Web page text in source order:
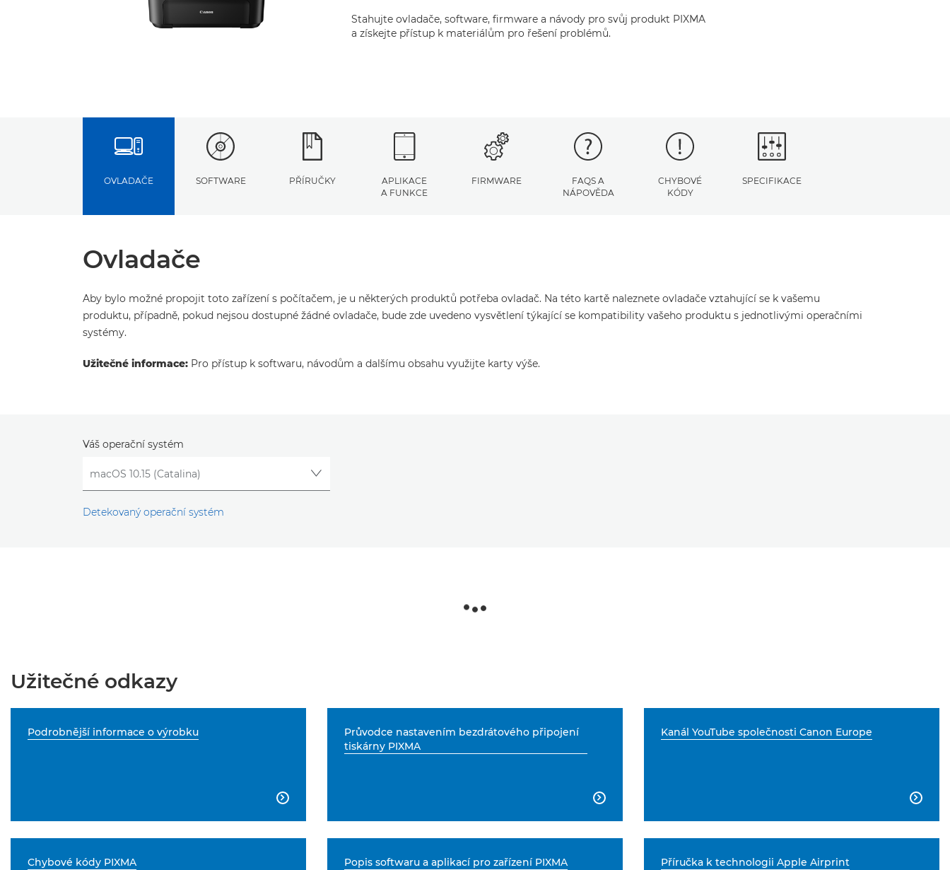
Stahujte ovladače, software, firmware a návody pro svůj produkt PIXMA
a získejte přístup k materiálům pro řešení problémů.
OVLADAČE SOFTWARE PŘÍRUČKY
APLIKACE
A FUNKCE
FIRMWARE
FAQS A
NÁPOVĚDA
CHYBOVÉ
KÓDY
SPECIFIKACE
Ovladače
Aby bylo možné propojit toto zařízení s počítačem, je u některých produktů potřeba ovladač. Na této kartě naleznete ovladače vztahující se k vašemu
produktu, případně, pokud nejsou dostupné žádné ovladače, bude zde uvedeno vysvětlení týkající se kompatibility vašeho produktu s jednotlivými operačními
systémy.
Užitečné informace: Pro přístup k softwaru, návodům a dalšímu obsahu využijte karty výše.
Váš operační systém
Detekovaný operační systém
Užitečné odkazy
Podrobnější informace o výrobku

Průvodce nastavením bezdrátového připojení
tiskárny PIXMA

Kanál YouTube společnosti Canon Europe

Chybové kódy PIXMA Popis softwaru a aplikací pro zařízení PIXMA Příručka k technologii Apple Airprint